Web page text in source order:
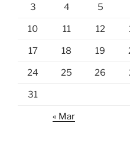
3 4 5
10 11 12
17 18 19
24 25 26
31
« Mar